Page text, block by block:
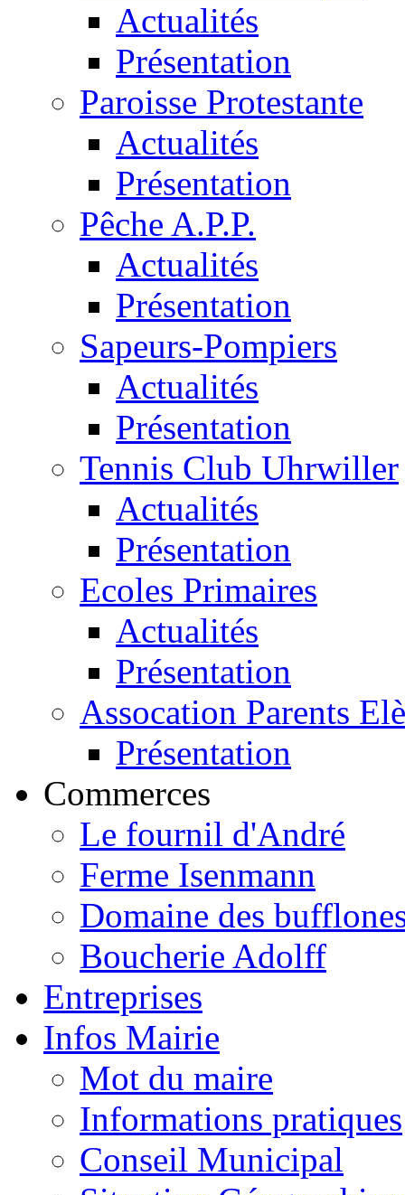
Actualités
Présentation
Paroisse Protestante
Actualités
Présentation
Pêche A.P.P.
Actualités
Présentation
Sapeurs-Pompiers
Actualités
Présentation
Tennis Club Uhrwiller
Actualités
Présentation
Ecoles Primaires
Actualités
Présentation
Assocation Parents
Présentation
Commerces
Le fournil d'André
Ferme Isenmann
Domaine des
Boucherie Adolff
Entreprises
Infos Mairie
Mot du maire
Informations pratiques
Conseil Municipal